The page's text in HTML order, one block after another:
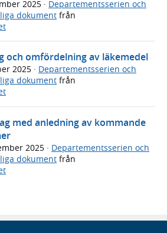
2025 · Departementsserien och
dokument från
och omfördelning av läkemedel
2025 · Departementsserien och
dokument från
med anledning av kommande
2025 · Departementsserien och
dokument från